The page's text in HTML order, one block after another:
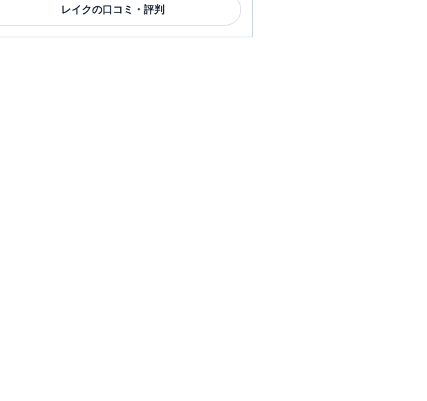
レイクの口コミ・評判